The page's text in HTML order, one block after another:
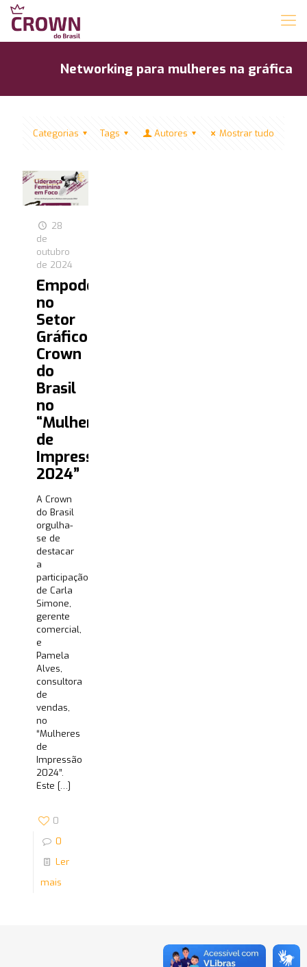
Networking para mulheres na gráfica
Categorias Tags Autores Mostrar tudo
28
de
outubro
de 2024
Empoderamento
no
Setor
Gráfico:
Crown
do
Brasil
no
“Mulheres
de
Impressão
2024”
A Crown
do Brasil
orgulha-
se de
destacar
a
participação
de Carla
Simone,
gerente
comercial,
e
Pamela
Alves,
consultora
de
vendas,
no
“Mulheres
de
Impressão
2024”.
Este […]
0
0
Ler
mais